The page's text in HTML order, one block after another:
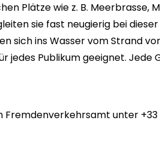
Plätze wie z. B. Meerbrasse,
sie fast neugierig bei
sich ins Wasser vom Strand
jedes Publikum geeignet. Jede
unter +33